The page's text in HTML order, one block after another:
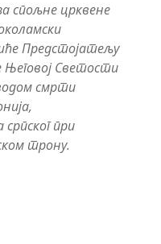
спољне црквене
Предстојатељу
Његовој Светости
смрти
при
трону.